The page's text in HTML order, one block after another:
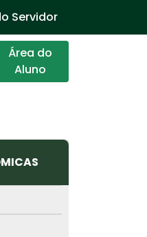
Servidor
Área do
Aluno